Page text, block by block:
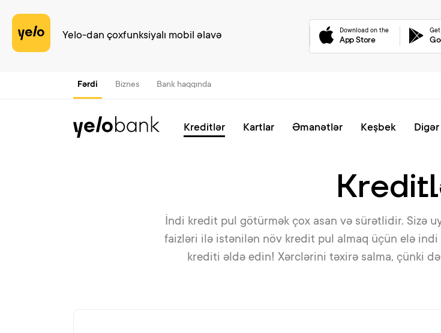
Yelo-dan çoxfunksiyalı mobil əlavə Download on the
App Store
Fərdi Biznes Bank haqqında
Kreditlər Kartlar Əmanətlər Keşbek
İndi kredit pul götürmək çox asan və sürətlidir. Sizə
faizləri ilə istənilən növ kredit pul almaq üçün elə
krediti əldə edin! Xərclərini təxirə salma, çünki